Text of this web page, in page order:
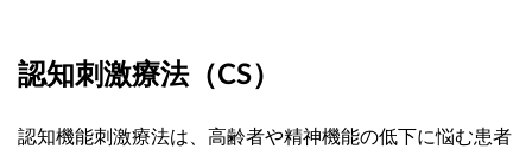
認知刺激療法（CS）
認知機能刺激療法は、高齢者や精神機能の低下に悩む患者